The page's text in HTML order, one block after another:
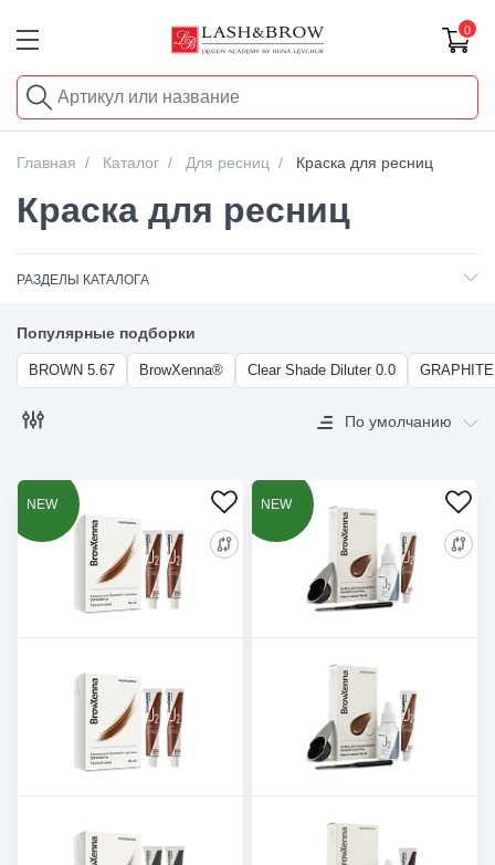
0
Главная Каталог Для ресниц Краска для ресниц
Краска для ресниц
РАЗДЕЛЫ КАТАЛОГА
По умолчанию
Популярные подборки
BROWN 5.67 BrowXenna® Clear Shade Diluter 0.0
ЦЕНА
от
до
ЦВЕТ
NEW NEW